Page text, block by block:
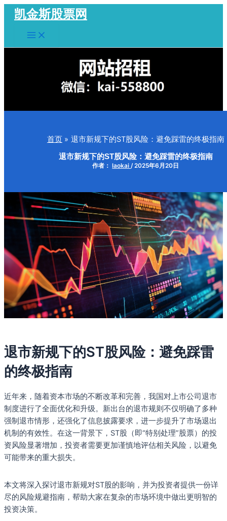
容
凯金斯股票网
Main
Menu
首页 退市新规下的ST股风险：避免踩雷的终极指南
退市新规下的ST股风险：避免踩雷的终极指南
作者： laokai /2025年6月20日
退市新规下的ST股风险：避免踩雷
的终极指南
近年来，随着资本市场的不断改革和完善，我国对上市公司退市
制度进行了全面优化和升级。新出台的退市规则不仅明确了多种
强制退市情形，还强化了信息披露要求，进一步提升了市场退出
机制的有效性。在这一背景下，ST股（即“特别处理”股票）的投
资风险显著增加，投资者需要更加谨慎地评估相关风险，以避免
可能带来的重大损失。
本文将深入探讨退市新规对ST股的影响，并为投资者提供一份详
尽的风险规避指南，帮助大家在复杂的市场环境中做出更明智的
投资决策。